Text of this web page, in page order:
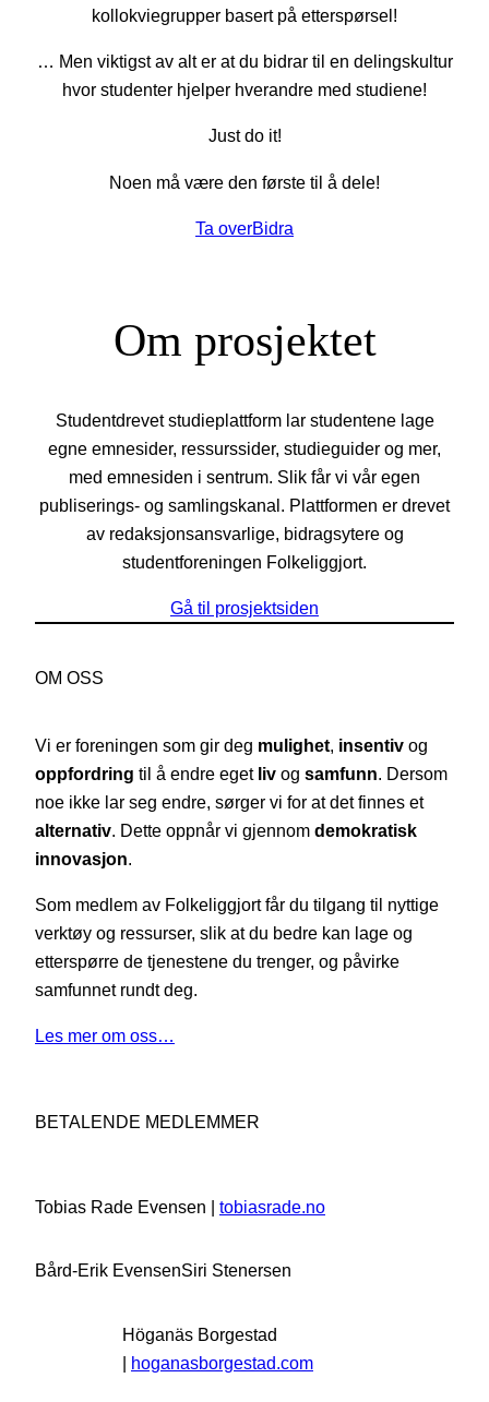
kollokviegrupper basert på etterspørsel!
… Men viktigst av alt er at du bidrar til en delingskultur
hvor studenter hjelper hverandre med studiene!
Just do it!
Noen må være den første til å dele!
Ta overBidra
Om prosjektet
Studentdrevet studieplattform lar studentene lage
egne emnesider, ressurssider, studieguider og mer,
med emnesiden i sentrum. Slik får vi vår egen
publiserings- og samlingskanal. Plattformen er drevet
av redaksjonsansvarlige, bidragsytere og
studentforeningen Folkeliggjort.
Gå til prosjektsiden
OM OSS
Vi er foreningen som gir deg mulighet, insentiv og
oppfordring til å endre eget liv og samfunn. Dersom
noe ikke lar seg endre, sørger vi for at det finnes et
alternativ. Dette oppnår vi gjennom demokratisk
innovasjon.
Som medlem av Folkeliggjort får du tilgang til nyttige
verktøy og ressurser, slik at du bedre kan lage og
etterspørre de tjenestene du trenger, og påvirke
samfunnet rundt deg.
Les mer om oss…
BETALENDE MEDLEMMER
Tobias Rade Evensen | tobiasrade.no
Bård-Erik EvensenSiri Stenersen
Höganäs Borgestad
| hoganasborgestad.com